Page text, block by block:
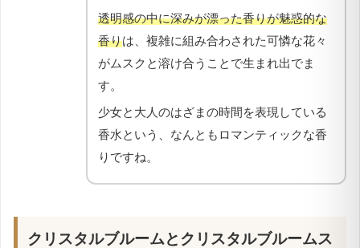
透明感の中に深みが漂った香りが魅惑的な
香りは、複雑に組み合わされた可憐な花々
がムスクと溶け合うことで生まれ出でま
す。
少女と大人のはざまの時間を表現している
香水という、なんともロマンティックな香
りですね。
クリスタルブルームとクリスタルブルームス